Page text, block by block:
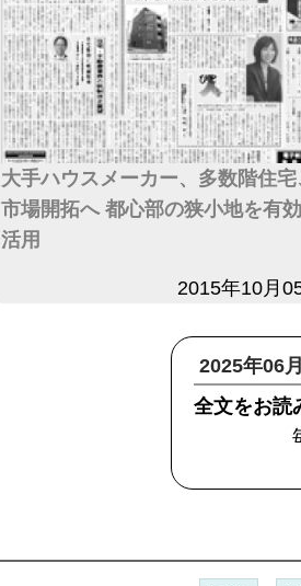
大手ハウスメーカー、多数階住宅
市場開拓へ 都心部の狭小地を有効
活用
2015年10月
2025年06
全文をお読